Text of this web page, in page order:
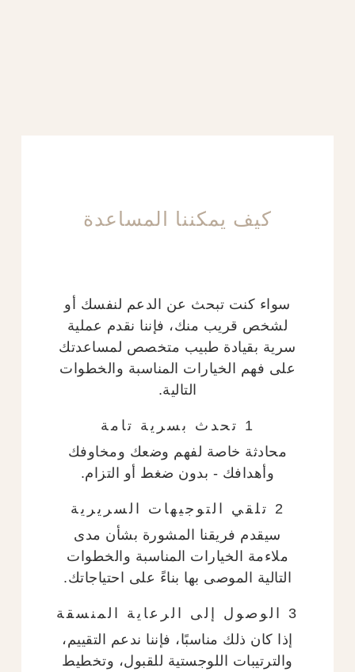
كيف يمكننا المساعدة
سواء كنت تبحث عن الدعم لنفسك أو
لشخص قريب منك، فإننا نقدم عملية
سرية بقيادة طبيب متخصص لمساعدتك
على فهم الخيارات المناسبة والخطوات
التالية.
1 تحدث بسرية تامة
محادثة خاصة لفهم وضعك ومخاوفك
وأهدافك - بدون ضغط أو التزام.
2 تلقي التوجيهات السريرية
سيقدم فريقنا المشورة بشأن مدى
ملاءمة الخيارات المناسبة والخطوات
التالية الموصى بها بناءً على احتياجاتك.
3 الوصول إلى الرعاية المنسقة
إذا كان ذلك مناسبًا، فإننا ندعم التقييم،
والترتيبات اللوجستية للقبول، وتخطيط